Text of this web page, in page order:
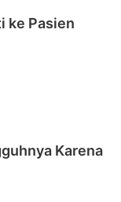
ke Pasien
Karena